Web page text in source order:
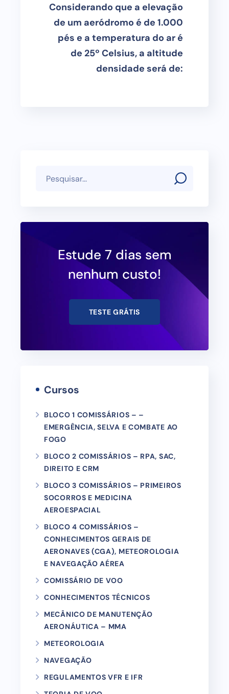
Considerando que a elevação
de um aeródromo é de 1.000
pés e a temperatura do ar é
de 25º Celsius, a altitude
densidade será de:
Estude 7 dias sem
nenhum custo!
TESTE GRÁTIS
Cursos
BLOCO 1 COMISSÁRIOS – –
EMERGÊNCIA, SELVA E COMBATE AO
FOGO
BLOCO 2 COMISSÁRIOS – RPA, SAC,
DIREITO E CRM
BLOCO 3 COMISSÁRIOS – PRIMEIROS
SOCORROS E MEDICINA
AEROESPACIAL
BLOCO 4 COMISSÁRIOS –
CONHECIMENTOS GERAIS DE
AERONAVES (CGA), METEOROLOGIA
E NAVEGAÇÃO AÉREA
COMISSÁRIO DE VOO
CONHECIMENTOS TÉCNICOS
MECÂNICO DE MANUTENÇÃO
AERONÁUTICA – MMA
METEOROLOGIA
NAVEGAÇÃO
REGULAMENTOS VFR E IFR